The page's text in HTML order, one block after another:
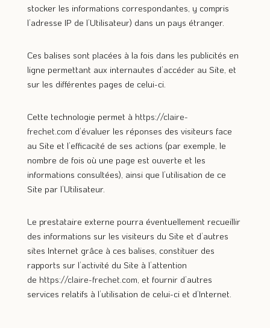
stocker les informations correspondantes, y compris
l’adresse IP de l’Utilisateur) dans un pays étranger.
Ces balises sont placées à la fois dans les publicités en
ligne permettant aux internautes d’accéder au Site, et
sur les différentes pages de celui-ci.
Cette technologie permet à https://claire-
frechet.com d’évaluer les réponses des visiteurs face
au Site et l’efficacité de ses actions (par exemple, le
nombre de fois où une page est ouverte et les
informations consultées), ainsi que l’utilisation de ce
Site par l’Utilisateur.
Le prestataire externe pourra éventuellement recueillir
des informations sur les visiteurs du Site et d’autres
sites Internet grâce à ces balises, constituer des
rapports sur l’activité du Site à l’attention
de https://claire-frechet.com, et fournir d’autres
services relatifs à l’utilisation de celui-ci et d’Internet.